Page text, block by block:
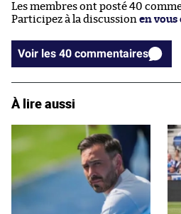
Les membres ont posté 40
Participez à la discussion en
Voir les 40 commentaires
À lire aussi